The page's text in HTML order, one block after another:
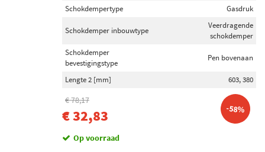
Schokdempertype
Gasdruk
Schokdemper inbouwtype
Veerdragende
schokdemper
Schokdemper
bevestigingstype
Pen bovenaan
Lengte 2 [mm] 603, 380
€ 78,17
€ 32,83 -58%
Op voorraad